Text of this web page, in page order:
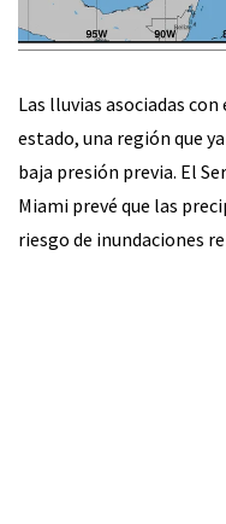
Las lluvias asociadas
estado, una región que
baja presión previa. El
Miami prevé que las
riesgo de inundaciones